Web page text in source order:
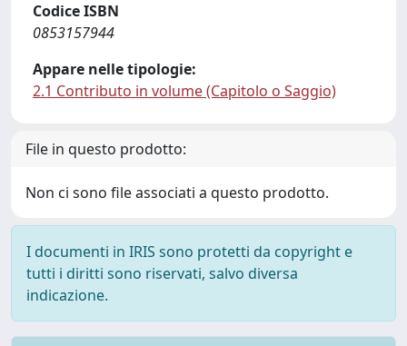
Codice ISBN
0853157944
Appare nelle tipologie:
2.1 Contributo in volume (Capitolo o Saggio)
File in questo prodotto:
Non ci sono file associati a questo prodotto.
I documenti in IRIS sono protetti da copyright e
tutti i diritti sono riservati, salvo diversa
indicazione.